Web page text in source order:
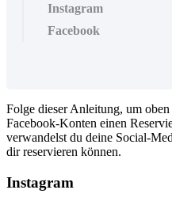
Instagram
Facebook
Folge dieser Anleitung, um
Facebook-Konten einen
verwandelst du deine Social-
dir reservieren können.
Instagram